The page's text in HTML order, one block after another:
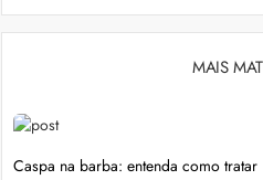
MAIS
Caspa na barba: entenda como tratar